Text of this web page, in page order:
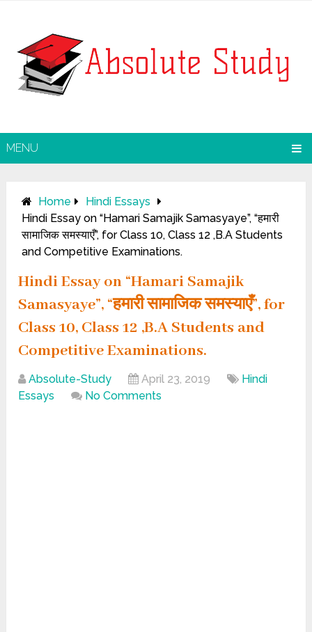
MENU
Home
Hindi Essays
Hindi Essay on “Hamari Samajik Samasyaye”, “हमारी
सामाजिक समस्याएँ”, for Class 10, Class 12 ,B.A Students
and Competitive Examinations.
Hindi Essay on “Hamari Samajik
Samasyaye”, “हमारी सामाजिक समस्याएँ”, for
Class 10, Class 12 ,B.A Students and
Competitive Examinations.
Absolute-Study April 23, 2019
Hindi
Essays
No Comments